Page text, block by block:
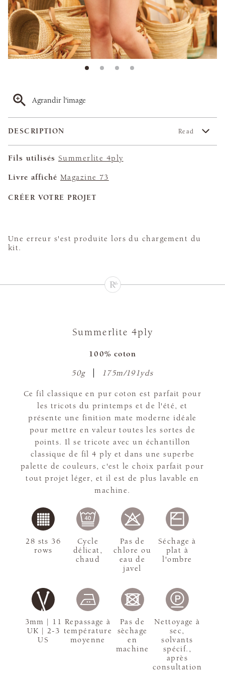
Agrandir l'image
DESCRIPTION Read
Fils utilisés Summerlite 4ply
Livre affiché Magazine 73
CRÉER VOTRE PROJET
Une erreur s'est produite lors du chargement du
kit.
Summerlite 4ply
100% coton
50g 175m/191yds
Ce fil classique en pur coton est parfait pour
les tricots du printemps et de l'été, et
présente une finition mate moderne idéale
pour mettre en valeur toutes les sortes de
points. Il se tricote avec un échantillon
classique de fil 4 ply et dans une superbe
palette de couleurs, c'est le choix parfait pour
tout projet léger, et il est de plus lavable en
machine.
3mm | 11
UK | 2-3
US
28 sts 36
rows
Cycle
délicat,
chaud
Pas de
chlore ou
eau de
javel
Séchage à
plat à
l'ombre
Repassage à
température
moyenne
Pas de
sèchage
en
machine
Nettoyage à
sec,
solvants
spécif.,
après
consultation